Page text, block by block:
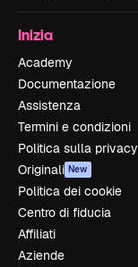
Inizia
Academy
Documentazione
Assistenza
Termini e condizioni
Politica sulla privacy
Originali New
Politica dei cookie
Centro di fiducia
Affiliati
Aziende